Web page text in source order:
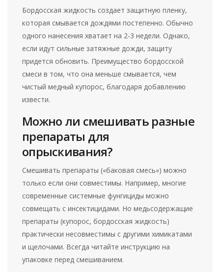
Бордосская жидкость создает защитную пленку,
которая смывается дождями постепенно. Обычно
одного нанесения хватает на 2-3 недели. Однако,
если идут сильные затяжные дожди, защиту
придется обновить. Преимущество бордосской
смеси в том, что она меньше смывается, чем
чистый медный купорос, благодаря добавлению
извести.
Можно ли смешивать разные
препараты для
опрыскивания?
Смешивать препараты («баковая смесь») можно
только если они совместимы. Например, многие
современные системные фунгициды можно
совмещать с инсектицидами. Но медьсодержащие
препараты (купорос, бордосская жидкость)
практически несовместимы с другими химикатами
и щелочами. Всегда читайте инструкцию на
упаковке перед смешиванием.